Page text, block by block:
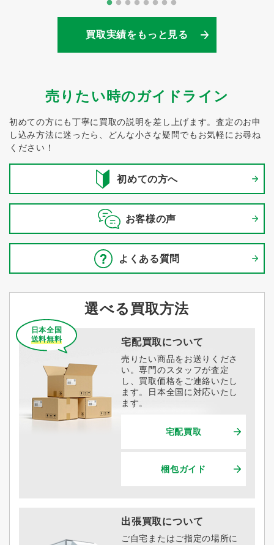
買取実績をもっと見る
売りたい時のガイドライン
初めての方にも丁寧に買取の説明を差し上げます。査定のお申
し込み方法に迷ったら、どんな小さな疑問でもお気軽にお尋ね
ください！
初めての方へ
お客様の声
よくある質問
選べる買取方法
宅配買取について
日本全国
送料無料
売りたい商品をお送りくださ
い。専門のスタッフが査定
し、買取価格をご連絡いたし
ます。日本全国に対応いたし
ます。
宅配買取
梱包ガイド
出張買取について
ご自宅またはご指定の場所に